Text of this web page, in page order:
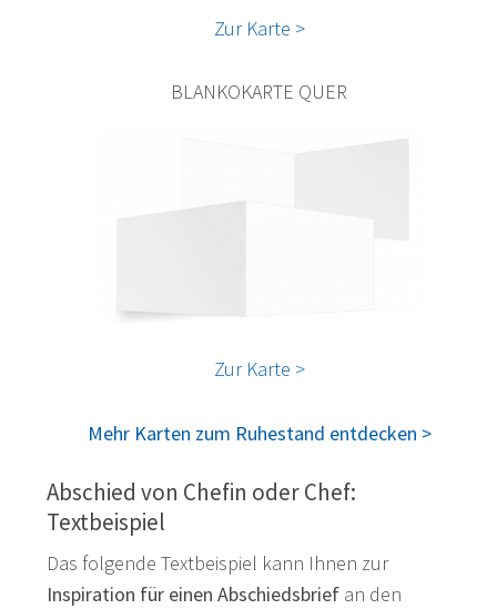
Zur Karte >
BLANKOKARTE QUER
Zur Karte >
Mehr Karten zum Ruhestand entdecken >
Abschied von Chefin oder Chef:
Textbeispiel
Das folgende Textbeispiel kann Ihnen zur
Inspiration für einen Abschiedsbrief an den